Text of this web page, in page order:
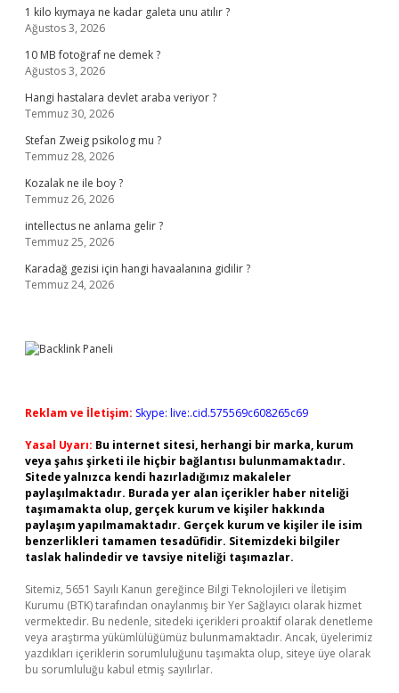
1 kilo kıymaya ne kadar galeta unu atılır ?
Ağustos 3, 2026
10 MB fotoğraf ne demek ?
Ağustos 3, 2026
Hangi hastalara devlet araba veriyor ?
Temmuz 30, 2026
Stefan Zweig psikolog mu ?
Temmuz 28, 2026
Kozalak ne ile boy ?
Temmuz 26, 2026
intellectus ne anlama gelir ?
Temmuz 25, 2026
Karadağ gezisi için hangi havaalanına gidilir ?
Temmuz 24, 2026
Reklam ve İletişim: Skype: live:.cid.575569c608265c69
Yasal Uyarı: Bu internet sitesi, herhangi bir marka, kurum
veya şahıs şirketi ile hiçbir bağlantısı bulunmamaktadır.
Sitede yalnızca kendi hazırladığımız makaleler
paylaşılmaktadır. Burada yer alan içerikler haber niteliği
taşımamakta olup, gerçek kurum ve kişiler hakkında
paylaşım yapılmamaktadır. Gerçek kurum ve kişiler ile isim
benzerlikleri tamamen tesadüfidir. Sitemizdeki bilgiler
taslak halindedir ve tavsiye niteliği taşımazlar.
Sitemiz, 5651 Sayılı Kanun gereğince Bilgi Teknolojileri ve İletişim
Kurumu (BTK) tarafından onaylanmış bir Yer Sağlayıcı olarak hizmet
vermektedir. Bu nedenle, sitedeki içerikleri proaktif olarak denetleme
veya araştırma yükümlülüğümüz bulunmamaktadır. Ancak, üyelerimiz
yazdıkları içeriklerin sorumluluğunu taşımakta olup, siteye üye olarak
bu sorumluluğu kabul etmiş sayılırlar.